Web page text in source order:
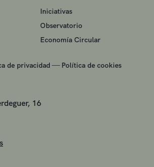
Iniciativas
Observatorio
Economía Circular
de privacidad — Política de cookies
16